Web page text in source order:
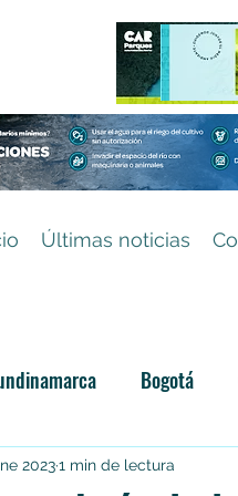
Últimas noticias
Bogotá
sin título
20231 min de lectura